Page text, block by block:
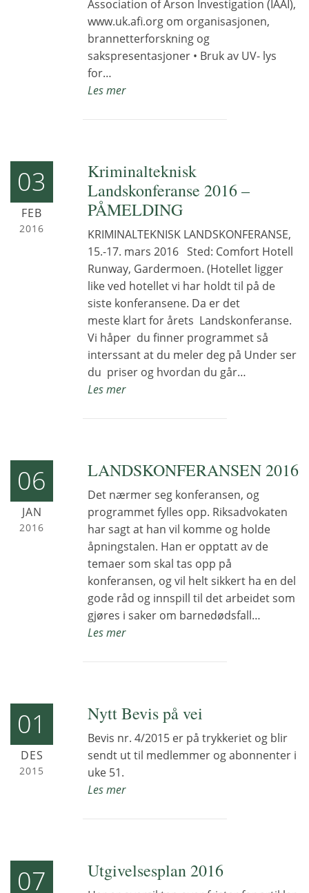
Association of Arson Investigation (IAAI),
www.uk.afi.org om organisasjonen,
brannetterforskning og
sakspresentasjoner • Bruk av UV- lys
for…
Les mer
03
FEB
2016
Kriminalteknisk
Landskonferanse 2016 –
PÅMELDING
KRIMINALTEKNISK LANDSKONFERANSE,
15.-17. mars 2016 Sted: Comfort Hotell
Runway, Gardermoen. (Hotellet ligger
like ved hotellet vi har holdt til på de
siste konferansene. Da er det
meste klart for årets Landskonferanse.
Vi håper du finner programmet så
interssant at du meler deg på Under ser
du priser og hvordan du går…
Les mer
06
JAN
2016
LANDSKONFERANSEN 2016
Det nærmer seg konferansen, og
programmet fylles opp. Riksadvokaten
har sagt at han vil komme og holde
åpningstalen. Han er opptatt av de
temaer som skal tas opp på
konferansen, og vil helt sikkert ha en del
gode råd og innspill til det arbeidet som
gjøres i saker om barnedødsfall…
Les mer
01
DES
2015
Nytt Bevis på vei
Bevis nr. 4/2015 er på trykkeriet og blir
sendt ut til medlemmer og abonnenter i
uke 51.
Les mer
07 Utgivelsesplan 2016